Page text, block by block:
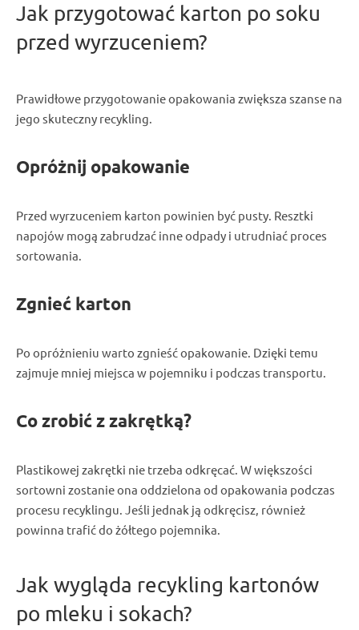
Jak przygotować karton po soku
przed wyrzuceniem?
Prawidłowe przygotowanie opakowania zwiększa szanse na
jego skuteczny recykling.
Opróżnij opakowanie
Przed wyrzuceniem karton powinien być pusty. Resztki
napojów mogą zabrudzać inne odpady i utrudniać proces
sortowania.
Zgnieć karton
Po opróżnieniu warto zgnieść opakowanie. Dzięki temu
zajmuje mniej miejsca w pojemniku i podczas transportu.
Co zrobić z zakrętką?
Plastikowej zakrętki nie trzeba odkręcać. W większości
sortowni zostanie ona oddzielona od opakowania podczas
procesu recyklingu. Jeśli jednak ją odkręcisz, również
powinna trafić do żółtego pojemnika.
Jak wygląda recykling kartonów
po mleku i sokach?